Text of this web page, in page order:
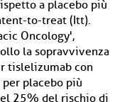
a placebo più
to-treat (Itt).
Oncology',
la sopravvivenza
tislelizumab con
placebo più
25% del rischio di